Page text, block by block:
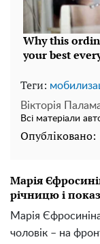
Теги:
Вікторія
Всі матеріали
Опубліковано:
Марія
річницю і
Марія
чоловік – на